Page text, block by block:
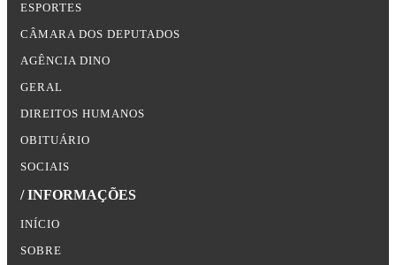
ESPORTES
CÂMARA DOS DEPUTADOS
AGÊNCIA DINO
GERAL
DIREITOS HUMANOS
OBITUÁRIO
SOCIAIS
/ INFORMAÇÕES
INÍCIO
SOBRE